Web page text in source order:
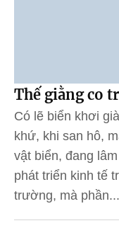
Thế giằng co
Có lẽ biển khơi
khứ, khi san hô,
vật biển, đang
phát triển kinh tế
trường, mà phần...